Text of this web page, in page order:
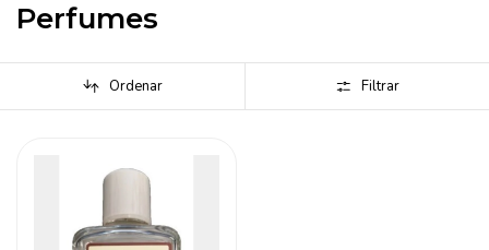
Perfumes
Ordenar Filtrar